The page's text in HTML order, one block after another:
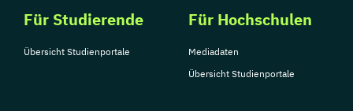
Für Studierende
Übersicht Studienportale
Für Hochschulen
Mediadaten
Übersicht Studienportale